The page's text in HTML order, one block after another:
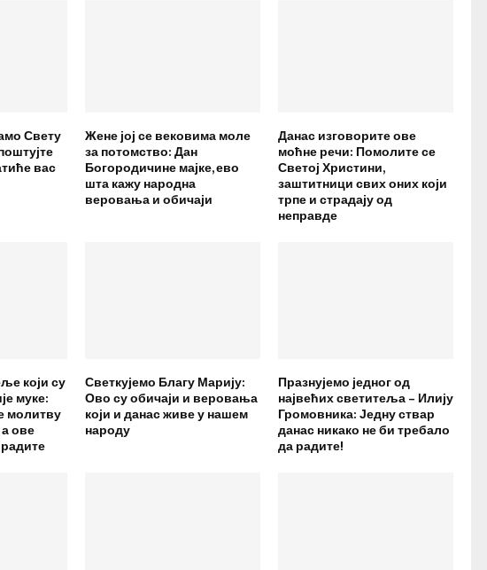
Свету
вас
Жене јој се вековима моле
за потомство: Дан
Богородичине мајке, ево
шта кажу народна
веровања и обичаји
Данас изговорите ове
моћне речи: Помолите се
Светој Христини,
заштитници свих оних који
трпе и страдају од
неправде
који су
муке:
молитву
ове
Светкујемо Благу Марију:
Ово су обичаји и веровања
који и данас живе у нашем
народу
Празнујемо једног од
највећих светитеља – Илију
Громовника: Једну ствар
данас никако не би требало
да радите!